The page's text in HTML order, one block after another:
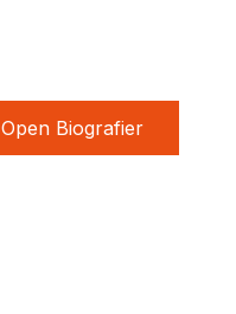
Open Biografier